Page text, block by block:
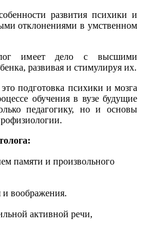
развития психики и
отклонениями в умственном
имеет дело с высшими
развивая и стимулируя их.
подготовка психики и мозга
обучения в вузе будущие
педагогику, но и основы
памяти и произвольного
и воображения.
активной речи,